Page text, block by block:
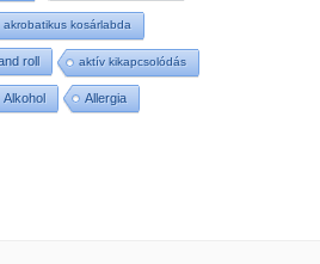
akrobatikus kosárlabda
roll aktív kikapcsolódás
Alkohol Allergia